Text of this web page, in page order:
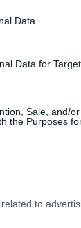
Data.
Data for
Sale, and/
the Purposes
to
Zeman
fel
választási
Hasek. "A
új
a belpolitikai
Babis, a
Általános a